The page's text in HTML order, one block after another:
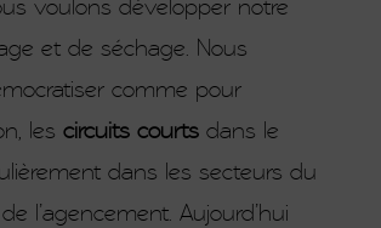
voulons développer notre
et de séchage. Nous
comme pour
les circuits courtsdans le
dans les secteurs du
l’agencement. Aujourd’hui